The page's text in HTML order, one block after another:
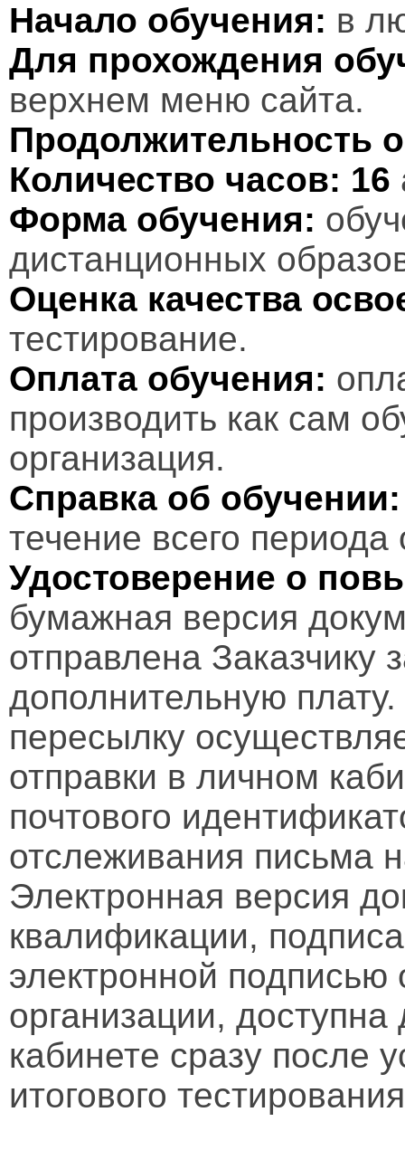
Начало обучения: в
Для прохождения
верхнем меню сайта.
Продолжительность
Количество часов: 16
Форма обучения:
дистанционных
Оценка качества
тестирование.
Оплата обучения:
производить как сам
организация.
Справка об обучении:
течение всего периода
Удостоверение о
бумажная версия
отправлена Заказчику
дополнительную
пересылку
отправки в личном
почтового
отслеживания письма
Электронная версия
квалификации,
электронной подписью
организации,
кабинете сразу после
итогового